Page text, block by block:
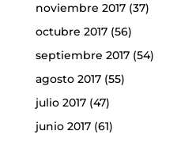
noviembre 2017(37)
octubre 2017(56)
septiembre 2017(54)
agosto 2017(55)
julio 2017(47)
junio 2017(61)